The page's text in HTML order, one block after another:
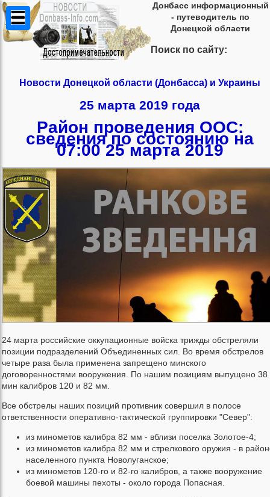
Донбасс информационный
- путеводитель по
Донецкой области
Поиск по сайту:
Новости Донецкой области (Донбасса) и Украины
25 марта 2019 года
Район проведения ООС:
сведения по состоянию на
07:00 25 марта 2019
24 марта российские оккупационные войска трижды обстреляли
позиции подразделений Объединенных сил. Во время обстрелов
четыре раза была применена запрещено минского
договоренностями вооружения. По нашим позициям выпущено 38
мин калибров 120 и 82 мм.
Все обстрелы наших позиций противник совершил в полосе
ответственности оперативно-тактической группировки "Север":
из минометов калибра 82 мм - вблизи поселка Золотое-4;
из минометов калибра 82 мм и стрелкового оружия - в
населенного пункта Новолуганское;
из минометов 120-го и 82-го калибров, а также вооружение
боевой машины пехоты - около города Попасная.